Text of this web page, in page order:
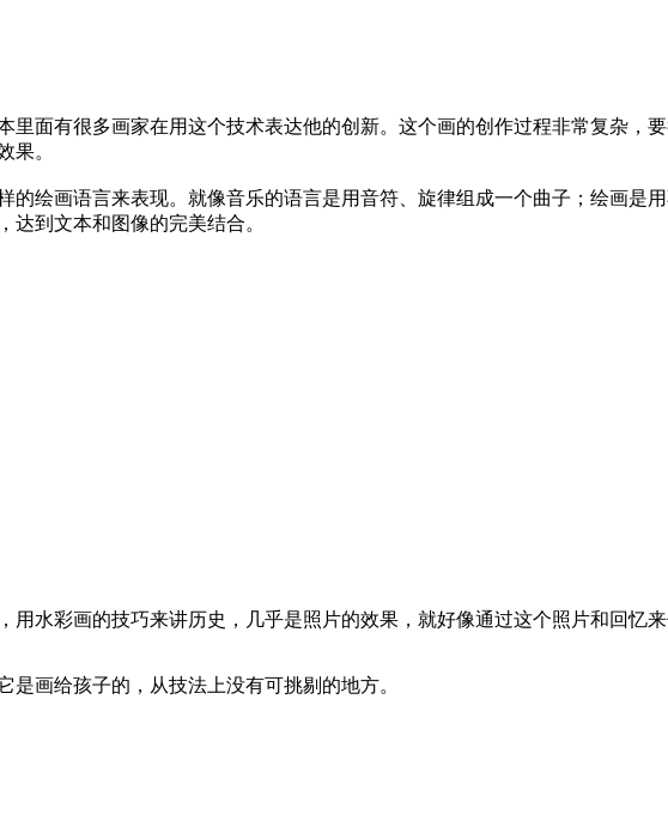
里面有很多画家在用这个技术表达他的创新。这个画的创作过程非常复杂，
果。
的绘画语言来表现。就像音乐的语言是用音符、旋律组成一个曲子；绘画是
达到文本和图像的完美结合。
用水彩画的技巧来讲历史，几乎是照片的效果，就好像通过这个照片和回忆
画给孩子的，从技法上没有可挑剔的地方。